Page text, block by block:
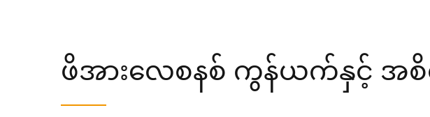
ဖိအားလေစနစ် ကွန်ယက်နှင့် အစိ